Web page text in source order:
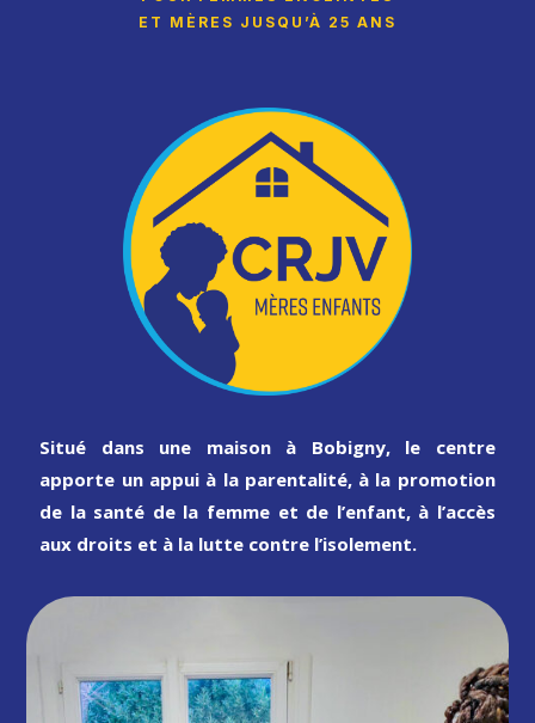
ET MÈRES JUSQU’À 25 ANS
Situé dans une maison à Bobigny, le centre
apporte un appui à la parentalité, à la promotion
de la santé de la femme et de l’enfant, à l’accès
aux droits et à la lutte contre l’isolement.